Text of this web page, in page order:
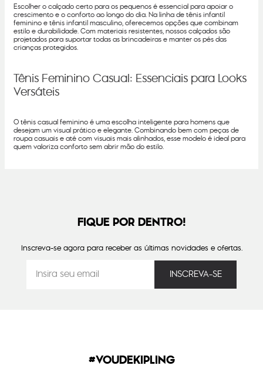
Escolher o calçado certo para os pequenos é essencial para apoiar o
crescimento e o conforto ao longo do dia. Na linha de tênis infantil
feminino e tênis infantil masculino, oferecemos opções que combinam
estilo e durabilidade. Com materiais resistentes, nossos calçados são
projetados para suportar todas as brincadeiras e manter os pés das
crianças protegidos.
Tênis Feminino Casual: Essenciais para Looks
Versáteis
O tênis casual feminino é uma escolha inteligente para homens que
desejam um visual prático e elegante. Combinando bem com peças de
roupa casuais e até com visuais mais alinhados, esse modelo é ideal para
quem valoriza conforto sem abrir mão do estilo.
FIQUE POR DENTRO!
Inscreva-se agora para receber as últimas novidades e ofertas.
#VOUDEKIPLING